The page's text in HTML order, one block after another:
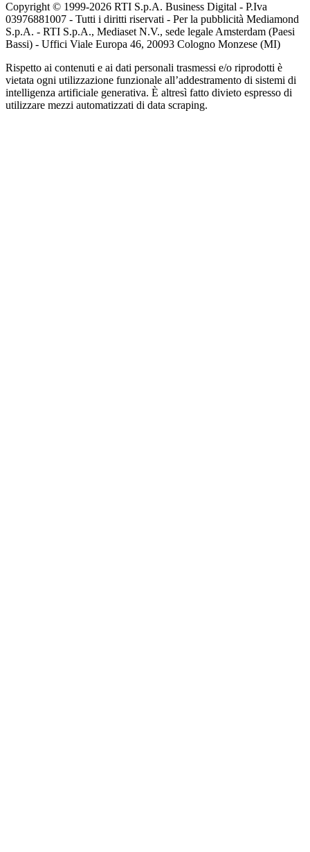
Copyright © 1999-2026 RTI S.p.A. Business Digital - P.Iva
03976881007 - Tutti i diritti riservati - Per la pubblicità Mediamond
S.p.A. - RTI S.p.A., Mediaset N.V., sede legale Amsterdam (Paesi
Bassi) - Uffici Viale Europa 46, 20093 Cologno Monzese (MI)
Rispetto ai contenuti e ai dati personali trasmessi e/o riprodotti è
vietata ogni utilizzazione funzionale all’addestramento di sistemi di
intelligenza artificiale generativa. È altresì fatto divieto espresso di
utilizzare mezzi automatizzati di data scraping.